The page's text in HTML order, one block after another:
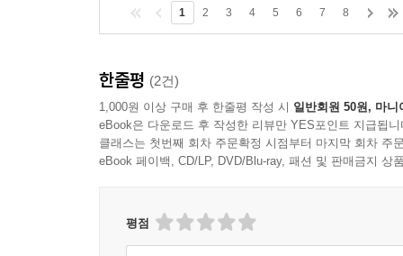
1 2 3 4 5 6 7 8
한줄평 (2건)
1,000원 이상 구매 후 한줄평 작성 시 일반회원 50원, 마니
eBook은 다운로드 후 작성한 리뷰만 YES포인트 지급됩니
클래스는 첫번째 회차 주문확정 시점부터 마지막 회차 주
eBook 페이백, CD/LP, DVD/Blu-ray, 패션 및 판매금지 상
평점